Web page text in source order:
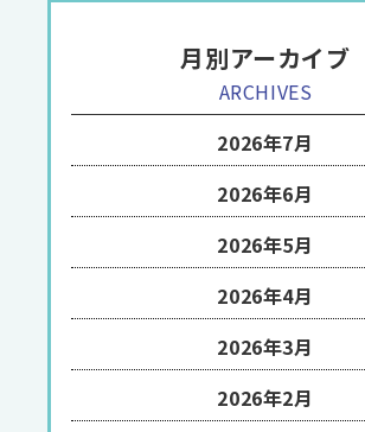
月別アーカイブ
ARCHIVES
2026年7月
2026年6月
2026年5月
2026年4月
2026年3月
2026年2月